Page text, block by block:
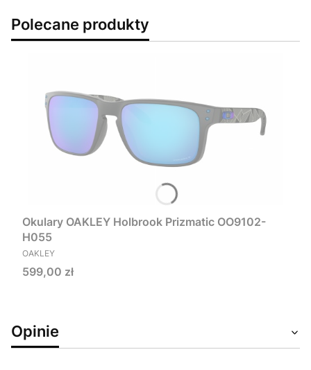
Polecane produkty
Okulary OAKLEY Holbrook Prizmatic OO9102-
H055
PRODUCENT
OAKLEY
Cena
599,00 zł
Opinie